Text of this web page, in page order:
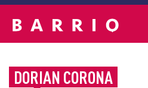
DORIAN CORONA